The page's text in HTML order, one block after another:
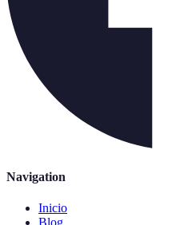
Navigation
Inicio
Blog